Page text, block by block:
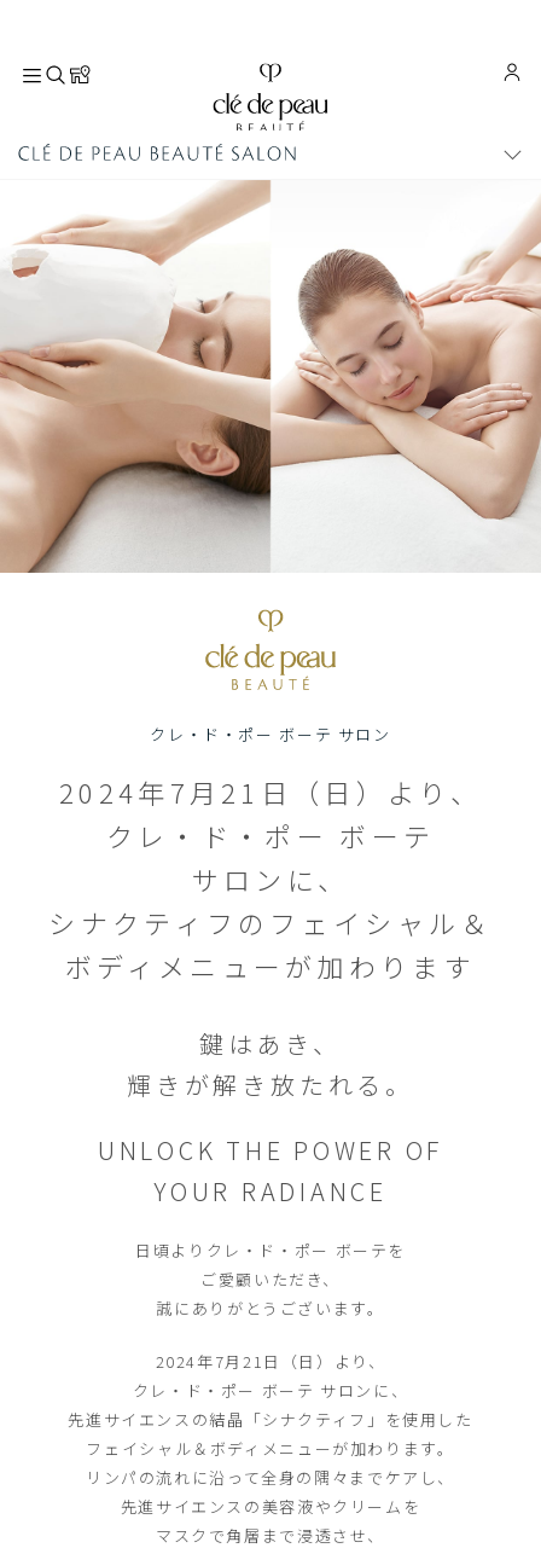
N
U
クレ・ド・ポー ボーテ サロン
2024年7月21日（日）より、
クレ・ド・ポー ボーテ
サロンに、
シナクティフのフェイシャル＆
ボディメニューが加わります
鍵はあき、
輝きが解き放たれる。
UNLOCK THE POWER OF
YOUR RADIANCE
日頃よりクレ・ド・ポー ボーテを
ご愛顧いただき、
誠にありがとうございます。
2024年7月21日（日）より、
クレ・ド・ポー ボーテ サロンに、
先進サイエンスの結晶「シナクティフ」を使用した
フェイシャル＆ボディメニューが加わります。
リンパの流れに沿って全身の隅々までケアし、
先進サイエンスの美容液やクリームを
マスクで角層まで浸透させ、